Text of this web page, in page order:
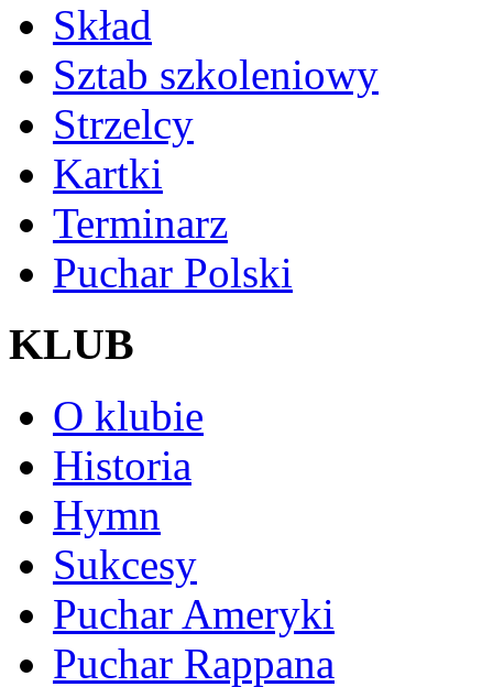
Skład
Sztab szkoleniowy
Strzelcy
Kartki
Terminarz
Puchar Polski
KLUB
O klubie
Historia
Hymn
Sukcesy
Puchar Ameryki
Puchar Rappana